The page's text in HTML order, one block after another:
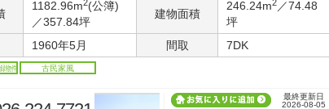
1182.96m2(公簿)
／357.84坪
建物面積
246.24m2 ／74.48
坪
1960年5月 間取 7DK
物件 古民家風
最終更新日
2026-08-05